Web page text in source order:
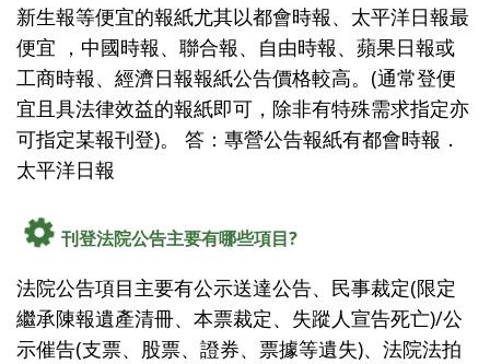
新生報等便宜的報紙尤其以都會時報、太平洋日報最
便宜 ，中國時報、聯合報、自由時報、蘋果日報或
工商時報、經濟日報報紙公告價格較高。(通常登便
宜且具法律效益的報紙即可，除非有特殊需求指定亦
可指定某報刊登)。 答：專營公告報紙有都會時報．
太平洋日報
刊登法院公告主要有哪些項目?
法院公告項目主要有公示送達公告、民事裁定(限定
繼承陳報遺產清冊、本票裁定、失蹤人宣告死亡)/公
示催告(支票、股票、證券、票據等遺失)、法院法拍